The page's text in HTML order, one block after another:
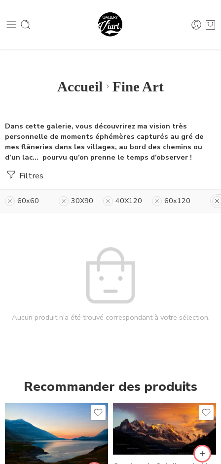
04 79 05 07 62
Accueil Fine Art
Dans cette galerie, vous découvrirez ma vision très
personnelle de moments éphémères capturés au gré de
mes flâneries dans les villages, au bord des chemins ou
d’un lac… pourvu qu’on prenne le temps d’observer !
Filtres
60x60 30X90 40X120 60x120
Aucun produit n'a été trouvé correspondant à votre sélection.
Recommander des produits